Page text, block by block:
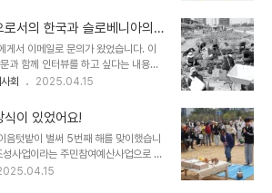
원 3인 이..
영애 통신원 8월 23일, 서창텃밭에는
사를 준비했습니다. 조성택 형님이 풀
래질로 함께 텃밭을 일구는 모습이 정
밭지기님이 준비해오신 노랑가오리
해 요리해 주셨고, 시원한 음료와 함께
임을 미리 준비하..
서의 한국과 슬로베니아의
게서 이메일로 문의가 왔었습니다. 이
과 함께 인터뷰를 하고 싶다는 내용이
고받다가 직접만나 유학생(박사과정)
urban-gardening-in-south-
collective-
구는 인천도시농업네트워크와 이음텃
통한 집단행동에 대해 분석한 내용이
이 링크되어 있어서, 그 보고서를 번역
회 2025.04.15
이 있었어요!
텃밭이 벌써 5번째 해를 맞이했습니
사업이라는 주민참여예산사업으로 시
으로 편성된 이음텃밭은 송도동